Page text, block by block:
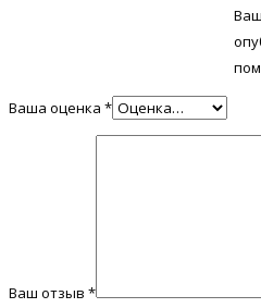
Ваша оценка *
Ваш отзыв *